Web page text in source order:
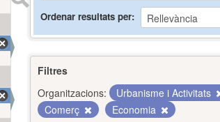
Ordenar resultats per
Filtres
Organitzacions:
Urbanisme i Activitats
Comerç
Economia